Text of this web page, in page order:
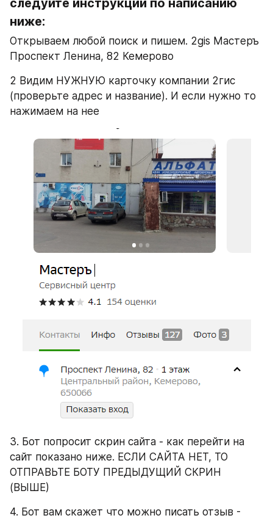
ниже:
Открываем любой поиск и пишем. 2gis Мастеръ
Проспект Ленина, 82 Кемерово
2 Видим НУЖНУЮ карточку компании 2гис
(проверьте адрес и название). И если нужно то
нажимаем на нее
3. Бот попросит скрин сайта - как перейти на
сайт показано ниже. ЕСЛИ САЙТА НЕТ, ТО
ОТПРАВЬТЕ БОТУ ПРЕДЫДУЩИЙ СКРИН
(ВЫШЕ)
4. Бот вам скажет что можно писать отзыв -